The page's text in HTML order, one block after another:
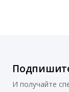
И получайте